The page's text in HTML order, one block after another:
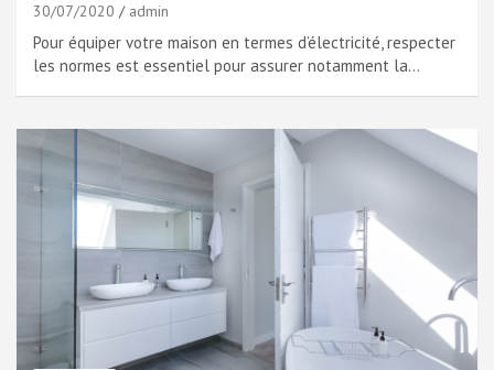
30/07/2020 admin
Pour équiper votre maison en termes d’électricité, respecter
les normes est essentiel pour assurer notamment la…